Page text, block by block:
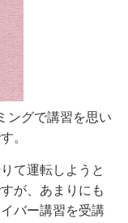
ングで講習を思い
。
て運転しようと
が、あまりにも
バー講習を受講